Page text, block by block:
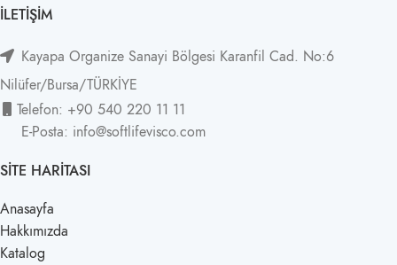
İLETIŞIM
Kayapa Organize Sanayi Bölgesi Karanfil Cad. No:6
Nilüfer/Bursa/TÜRKİYE
Telefon: +90 540 220 11 11
E-Posta: info@softlifevisco.com
SITE HARITASI
Anasayfa
Hakkımızda
Katalog